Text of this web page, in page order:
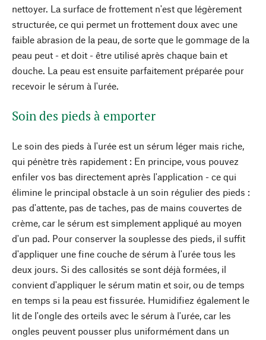
nettoyer. La surface de frottement n'est que légèrement
structurée, ce qui permet un frottement doux avec une
faible abrasion de la peau, de sorte que le gommage de la
peau peut - et doit - être utilisé après chaque bain et
douche. La peau est ensuite parfaitement préparée pour
recevoir le sérum à l'urée.
Soin des pieds à emporter
Le soin des pieds à l'urée est un sérum léger mais riche,
qui pénètre très rapidement : En principe, vous pouvez
enfiler vos bas directement après l'application - ce qui
élimine le principal obstacle à un soin régulier des pieds :
pas d'attente, pas de taches, pas de mains couvertes de
crème, car le sérum est simplement appliqué au moyen
d'un pad. Pour conserver la souplesse des pieds, il suffit
d'appliquer une fine couche de sérum à l'urée tous les
deux jours. Si des callosités se sont déjà formées, il
convient d'appliquer le sérum matin et soir, ou de temps
en temps si la peau est fissurée. Humidifiez également le
lit de l'ongle des orteils avec le sérum à l'urée, car les
ongles peuvent pousser plus uniformément dans un